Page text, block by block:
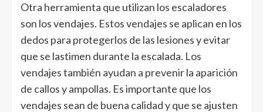
Otra herramienta que utilizan los escaladores
son los vendajes. Estos vendajes se aplican en los
dedos para protegerlos de las lesiones y evitar
que se lastimen durante la escalada. Los
vendajes también ayudan a prevenir la aparición
de callos y ampollas. Es importante que los
vendajes sean de buena calidad y que se ajusten